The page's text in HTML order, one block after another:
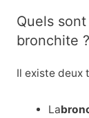
Quels
bronchite ?
Il existe deux
La